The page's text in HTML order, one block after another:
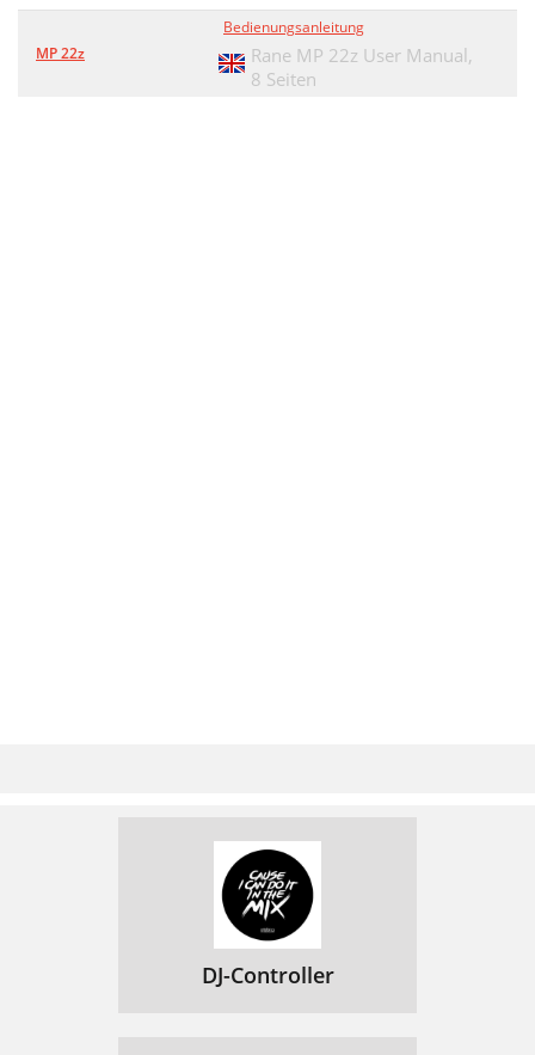
MP 22z
Bedienungsanleitung
Rane MP 22z User Manual,
8 Seiten
DJ-Controller